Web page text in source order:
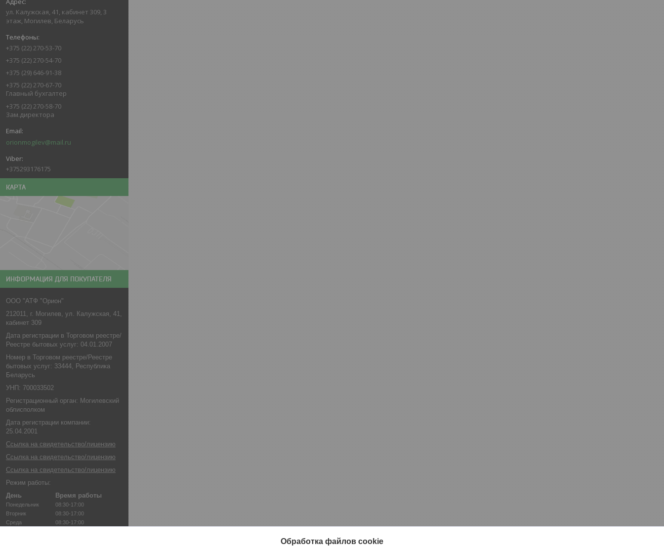
ул. Калужская, 41, кабинет 309, 3
этаж, Могилев, Беларусь
+375 (22) 270-53-70
+375 (22) 270-54-70
+375 (29) 646-91-38
+375 (22) 270-67-70
Главный бухгалтер
+375 (22) 270-58-70
Зам.директора
orionmogilev@mail.ru
+375293176175
КАРТА
ИНФОРМАЦИЯ ДЛЯ ПОКУПАТЕЛЯ
ООО "АТФ "Орион"
212011, г. Могилев, ул. Калужская, 41,
кабинет 309
Дата регистрации в Торговом реестре/
Реестре бытовых услуг: 04.01.2007
Номер в Торговом реестре/Реестре
бытовых услуг: 33444, Республика
Беларусь
УНП: 700033502
Регистрационный орган: Могилевский
облисполком
Дата регистрации компании:
25.04.2001
Ссылка на свидетельство/лицензию
Ссылка на свидетельство/лицензию
Ссылка на свидетельство/лицензию
Режим работы:
День
Время работы
Понедельник
08:30-17:00
Вторник
08:30-17:00
Среда
08:30-17:00
Обработка файлов cookie